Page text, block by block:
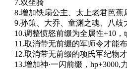
7.双坐骑
8.增加铁扇公主、太上老君芭蕉
9.孙策、大乔、童渊之魂、八歧
10.调整愤怒前缀为全属性+10，
11.取消带无前缀的军师令才能
12.取消带无前缀的项氏军纪物
13.增加神·一闪前缀，